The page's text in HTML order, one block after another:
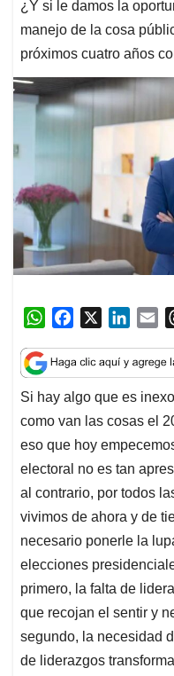
¿Y si le damos la
manejo de la cosa
próximos cuatro años
W
a
t
s
A
p
p
c
e
b
o
o
k
n
k
e
d
I
n
a
i
l
Si hay algo que es
como van las cosas el
eso que hoy
electoral no es tan
al contrario, por todos
vivimos de ahora y de
necesario ponerle la
elecciones
primero, la falta de
que recojan el sentir y
segundo, la necesidad
de liderazgos